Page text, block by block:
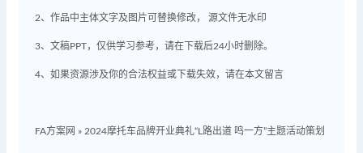
2、作品中主体文字及图片可替换修改， 源文件无水印
3、文稿PPT，仅供学习参考，请在下载后24小时删除。
4、如果资源涉及你的合法权益或下载失效，请在本文留言
FA方案网 » 2024摩托车品牌开业典礼“L路出道 鸣一方”主题活动策划